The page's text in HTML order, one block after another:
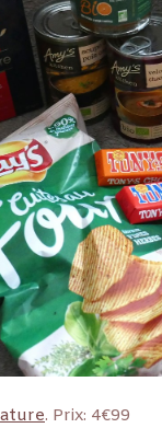
. Prix: 4€99